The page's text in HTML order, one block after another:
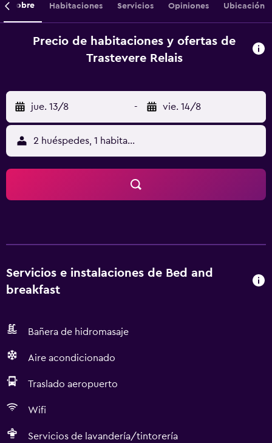
Sobre Habitaciones Servicios Opiniones Ubicación
Precio de habitaciones y ofertas de
Trastevere Relais
jue. 13/8 - vie. 14/8
2 huéspedes, 1 habitación
Servicios e instalaciones de Bed and
breakfast
Bañera de hidromasaje
Aire acondicionado
Traslado aeropuerto
Wifi
Servicios de lavandería/tintorería